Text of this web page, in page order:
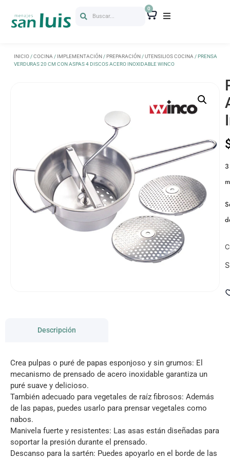
Buscar...
0
INICIO /COCINA / IMPLEMENTACIÓN /PREPARACIÓN /UTENSILIOS COCINA / PRENSA
VERDURAS 20 CM CON ASPAS 4 DISCOS ACERO INOXIDABLE WINCO
Descripción
Crea pulpas o puré de papas esponjoso y sin grumos: El
mecanismo de prensado de acero inoxidable garantiza un
puré suave y delicioso.
También adecuado para vegetales de raíz fibrosos: Además
de las papas, puedes usarlo para prensar vegetales como
nabos.
Manivela fuerte y resistentes: Las asas están diseñadas para
soportar la presión durante el prensado.
Descanso para la sartén: Puedes apoyarlo en el borde de las